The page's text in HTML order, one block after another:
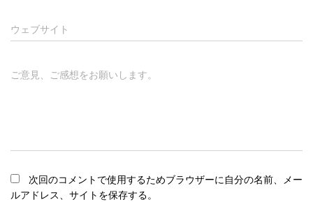
ウェブサイト
ご意見、ご感想をお願いします。
次回のコメントで使用するためブラウザーに自分の名前、メー
ルアドレス、サイトを保存する。